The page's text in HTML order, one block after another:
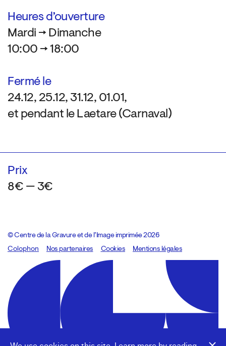
Heures d’ouverture
Mardi → Dimanche
10:00 → 18:00
Fermé le
24.12, 25.12, 31.12, 01.01,
et pendant le Laetare (Carnaval)
Prix
8€ — 3€
© Centre de la Gravure et de l’Image imprimée 2026
Colophon
Design:Marcel Kaczmarek, code:8080.studio
Nos partenaires Cookies Mentions légales